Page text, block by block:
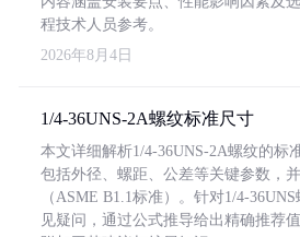
程技术人员参考。
2026年8月4日
1/4-36UNS-2A螺纹标准尺寸
本文详细解析1/4-36UNS-2A螺纹的标
包括外径、螺距、公差等关键参数，
（ASME B1.1标准）。针对1/4-
见疑问，通过公式推导给出精确推荐